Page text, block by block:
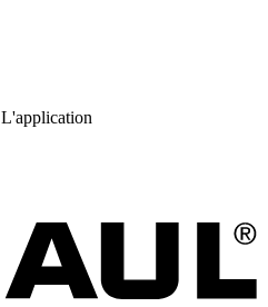
L'application